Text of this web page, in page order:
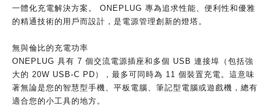
一體化充電解決方案。 ONEPLUG 專為追求性能、便利性和優雅
的精通技術的用戶而設計，是電源管理創新的燈塔。
無與倫比的充電功率
ONEPLUG 具有 7 個交流電源插座和多個 USB 連接埠（包括強
大的 20W USB-C PD），最多可同時為 11 個裝置充電。這意味
著無論是您的智慧型手機、平板電腦、筆記型電腦或遊戲機，總有
適合您的小工具的地方。